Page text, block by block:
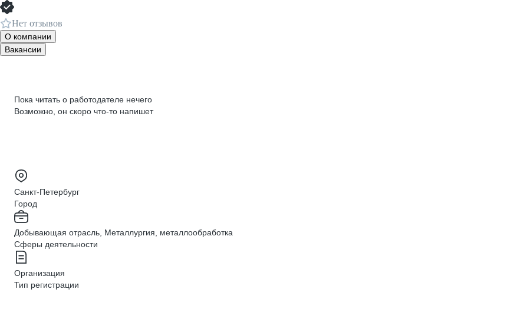
Нет отзывов
О компании
Вакансии
Пока читать о работодателе нечего
Возможно, он скоро что‑то напишет
Санкт-Петербург
Город
Добывающая отрасль, Металлургия, металлообработка
Сферы деятельности
Организация
Тип регистрации